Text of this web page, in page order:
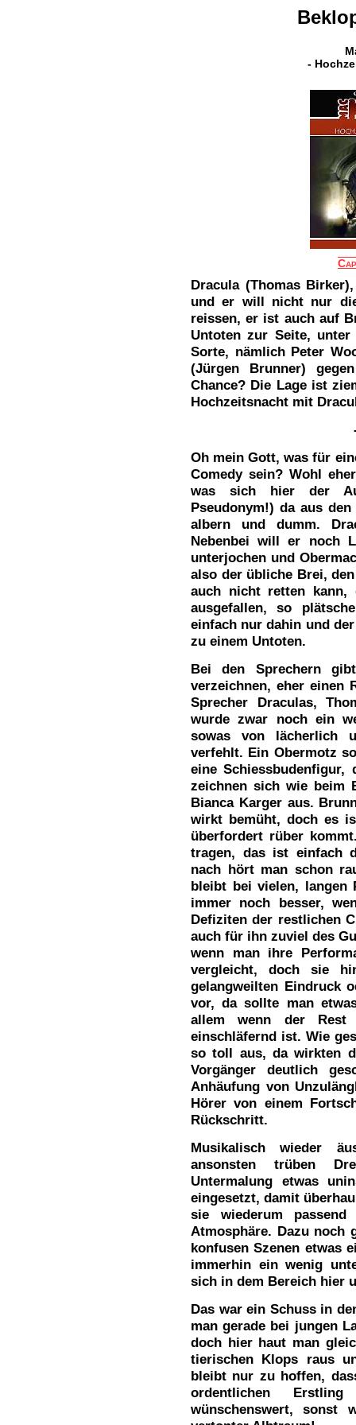
-
Dracula (Thomas
und er will nicht nur
reissen, er ist auch auf
Untoten zur Seite,
Sorte, nämlich Peter
(Jürgen Brunner)
Chance? Die Lage ist
Hochzeitsnacht mit
Oh mein Gott, was für
Comedy sein? Wohl
was sich hier der
Pseudonym!) da aus
albern und dumm.
Nebenbei will er noch
unterjochen und
also der übliche Brei,
auch nicht retten
ausgefallen, so
einfach nur dahin und
zu einem Untoten.
Bei den Sprechern
verzeichnen, eher einen
Sprecher Draculas,
wurde zwar noch ein
sowas von lächerlich
verfehlt. Ein Obermotz
eine
zeichnen sich wie beim
Bianca Karger aus.
wirkt bemüht, doch es
überfordert rüber
tragen, das ist einfach
nach hört man schon
bleibt bei vielen, langen
immer noch besser,
Defiziten der restlichen
auch für ihn zuviel des
wenn man ihre
vergleicht, doch sie
gelangweilten Eindruck
vor, da sollte man
allem wenn der
einschläfernd ist. Wie
so toll aus, da wirkten
Vorgänger deutlich
Anhäufung von
Hörer von einem
Rückschritt.
Musikalisch wieder
ansonsten trüben
Untermalung etwas
eingesetzt, damit
sie wiederum
Atmosphäre. Dazu noch
konfusen Szenen etwas
immerhin ein wenig
sich in dem Bereich hier
Das war ein Schuss in
man gerade bei jungen
doch hier haut man
tierischen Klops raus
bleibt nur zu hoffen,
ordentlichen
wünschenswert, sonst